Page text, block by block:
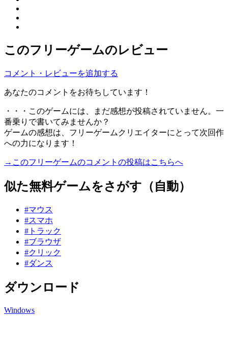
このフリーゲームのレビュー
コメント・レビューを追加する
あなたのコメントをお待ちしています！
・・・このゲームには、まだ感想が投稿されていません。一
番乗りで書いてみませんか？
ゲームの感想は、フリーゲームクリエイターにとって次回作
への力になります！
→このフリーゲームのコメントの投稿はこちらへ
似た無料ゲームをさがす（自動）
#マウス
#スマホ
#トラック
#ブラウザ
#クリック
#ダンス
ダウンロード
Windows